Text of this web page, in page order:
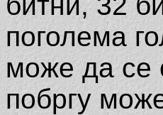
поголема
може да се
побргу